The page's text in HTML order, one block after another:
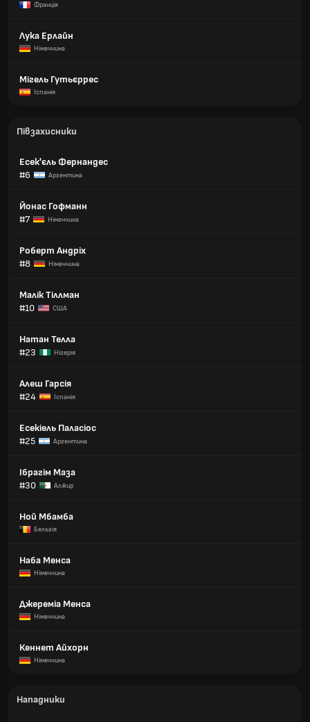
Франція
Лука Ерлайн
Німеччина
Мігель Гутьєррес
Іспанія
Півзахисники
Есек'єль Фернандес
#6
Аргентина
Йонас Гофманн
#7
Німеччина
Роберт Андріх
#8
Німеччина
Малік Тіллман
#10
США
Натан Телла
#23
Нігерія
Алеш Гарсія
#24
Іспанія
Есекіель Паласіос
#25
Аргентина
Ібрагім Маза
#30
Алжир
Ной Мбамба
Бельгія
Наба Менса
Німеччина
Джереміа Менса
Німеччина
Кеннет Айхорн
Німеччина
Нападники